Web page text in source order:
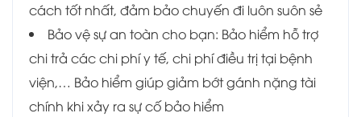
cách tốt nhất, đảm bảo chuyến đi luôn suôn sẻ
Bảo vệ sự an toàn cho bạn: Bảo hiểm hỗ trợ
chi trả các chi phí y tế, chi phí điều trị tại bệnh
viện,… Bảo hiểm giúp giảm bớt gánh nặng tài
chính khi xảy ra sự cố bảo hiểm